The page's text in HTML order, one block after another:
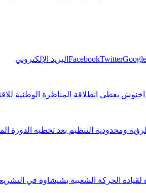
FacebookTwitter البريد الإلكتروني
يعطي انطلاقة المناظرة الوطنية
ومحدودية التنظيم بعد تخطيه الدورة
الحركة الشعبية بشيشاوة في